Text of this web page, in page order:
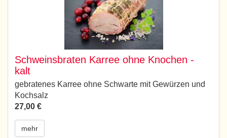
Schweinsbraten Karree ohne Knochen -
kalt
gebratenes Karree ohne Schwarte mit Gewürzen und
Kochsalz
27,00 €
mehr